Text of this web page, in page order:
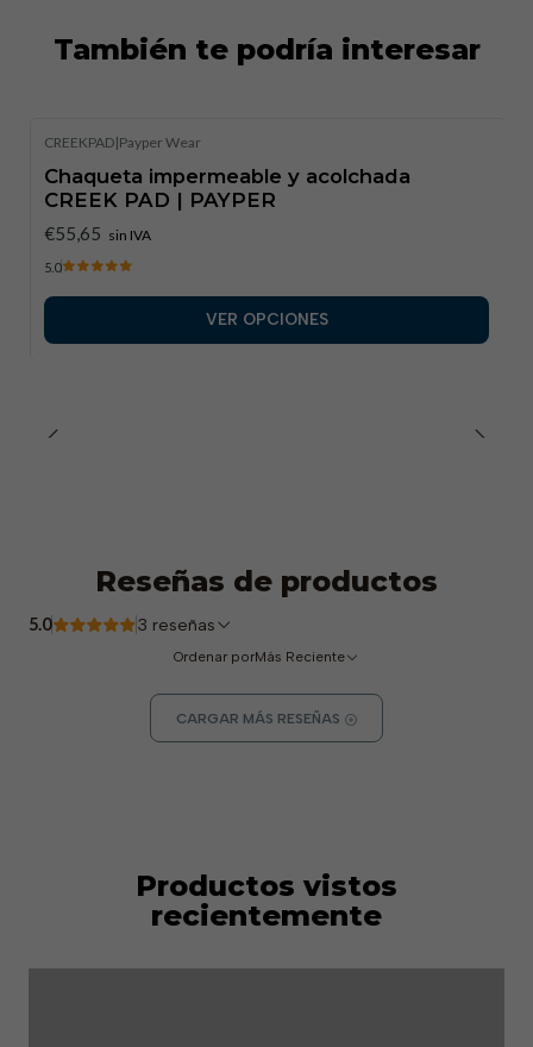
softshell, garantizando resistencia al agua y durabilidad.
También te podría interesar
CREEKPAD|Payper Wear
Chaqueta impermeable y acolchada
CREEK PAD | PAYPER
€55,65 sin IVA
5.0
VER OPCIONES
Reseñas de productos
5.0 3 reseñas
Ordenar porMás Reciente
CARGAR MÁS RESEÑAS
Productos vistos
recientemente